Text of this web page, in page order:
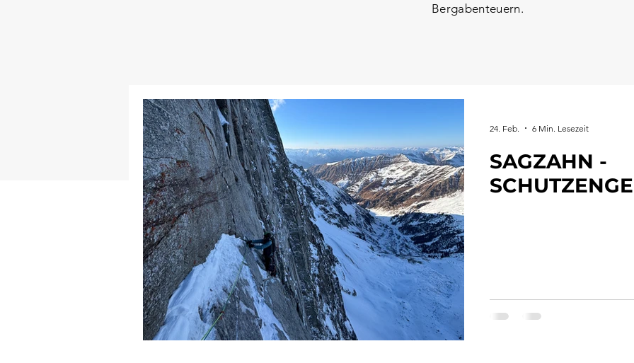
Bergabenteuern.
SAGZAHN -
24. Feb. 6 Min. Lesezeit